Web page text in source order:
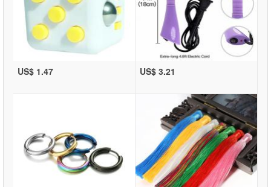
US$ 1.47 US$ 3.21